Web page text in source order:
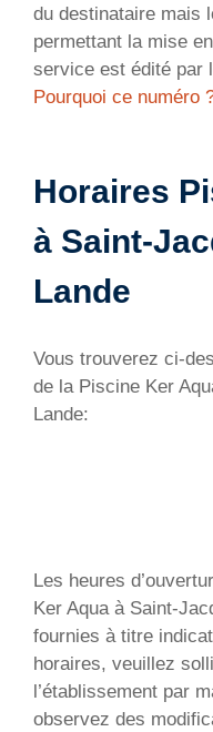
du destinataire mais
permettant la mise
service est édité par
Pourquoi ce numéro
Horaires
à Saint-
Lande
Vous trouverez ci-
de la Piscine Ker
Lande:
Les heures
Ker Aqua à Saint-
fournies à titre
horaires, veuillez
l’établissement par
observez des